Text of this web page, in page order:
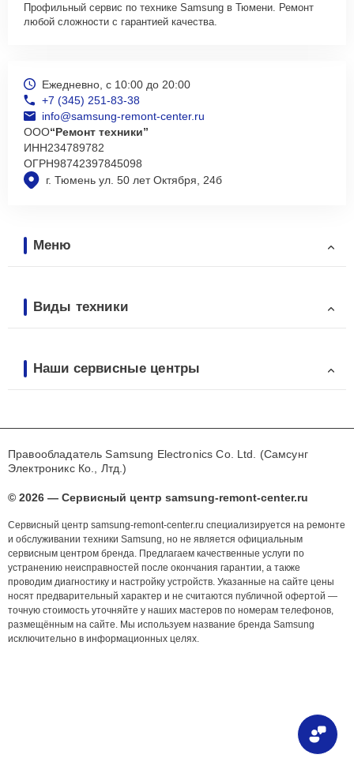
Профильный сервис по технике Samsung в Тюмени. Ремонт
любой сложности с гарантией качества.
г. Тюмень ул. 50 лет Октября, 24б
Ежедневно, с 10:00 до 20:00
+7 (345) 251-83-38
info@samsung-remont-center.ru
ООО“Ремонт техники”
ИНН234789782
ОГРН98742397845098
Меню
Виды техники
Наши сервисные центры
Правообладатель Samsung Electronics Co. Ltd. (Самсунг
Электроникс Ко., Лтд.)
© 2026 — Сервисный центр samsung-remont-center.ru
Сервисный центр samsung-remont-center.ru специализируется на ремонте
и обслуживании техники Samsung, но не является официальным
сервисным центром бренда. Предлагаем качественные услуги по
устранению неисправностей после окончания гарантии, а также
проводим диагностику и настройку устройств. Указанные на сайте цены
носят предварительный характер и не считаются публичной офертой —
точную стоимость уточняйте у наших мастеров по номерам телефонов,
размещённым на сайте. Мы используем название бренда Samsung
исключительно в информационных целях.